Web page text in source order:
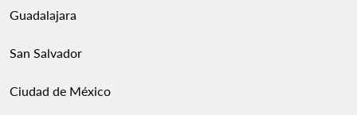
Guadalajara
San Salvador
Ciudad de México